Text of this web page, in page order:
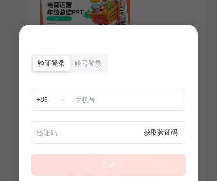
验证登录 账号登录
+86
获取验证码
登录